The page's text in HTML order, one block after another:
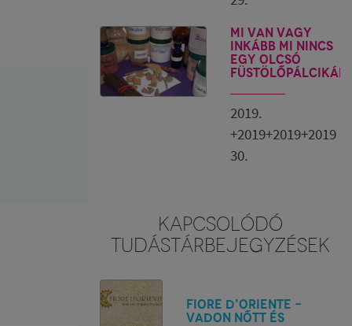
Mi van vagy
inkább mi nincs
egy olcsó
2019.
+2019+2019+2019
30.
KAPCSOLÓDÓ
TUDÁSTÁRBEJEGYZÉSEK
Fiore d'Oriente -
Vadon nőtt és